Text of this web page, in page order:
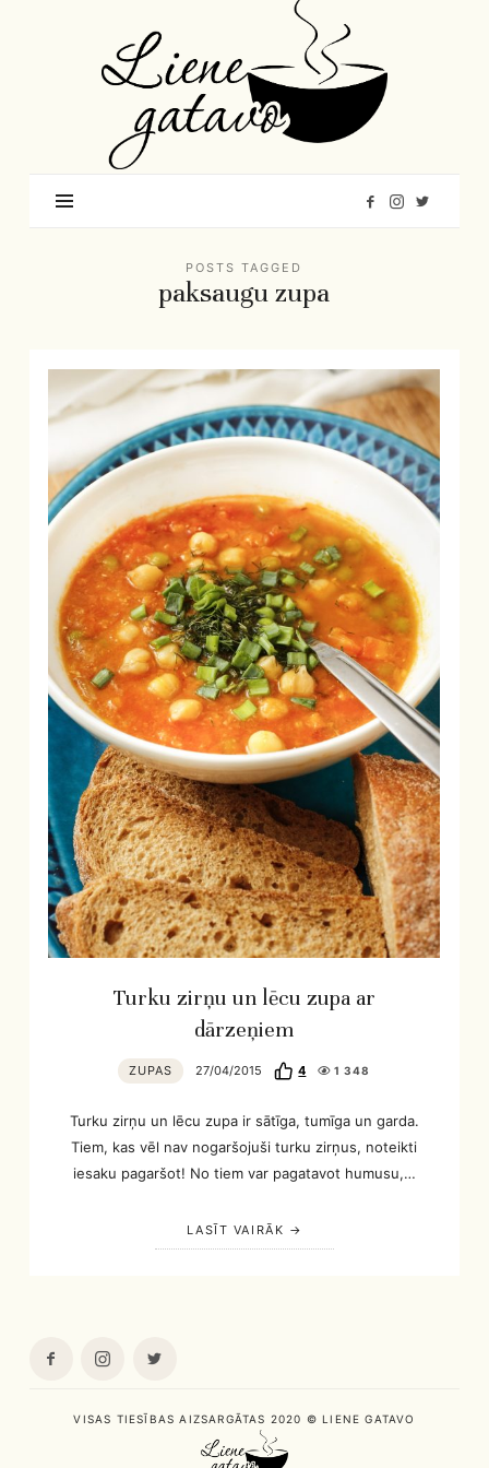
Gatavo
–
Mana
garšu
pasaule
POSTS TAGGED
paksaugu zupa
Turku zirņu un lēcu zupa ar
dārzeņiem
ZUPAS 27/04/2015 4 1 348
Turku zirņu un lēcu zupa ir sātīga, tumīga un garda.
Tiem, kas vēl nav nogaršojuši turku zirņus, noteikti
iesaku pagaršot! No tiem var pagatavot humusu,…
LASĪT VAIRĀK
VISAS TIESĪBAS AIZSARGĀTAS 2020 © LIENE GATAVO